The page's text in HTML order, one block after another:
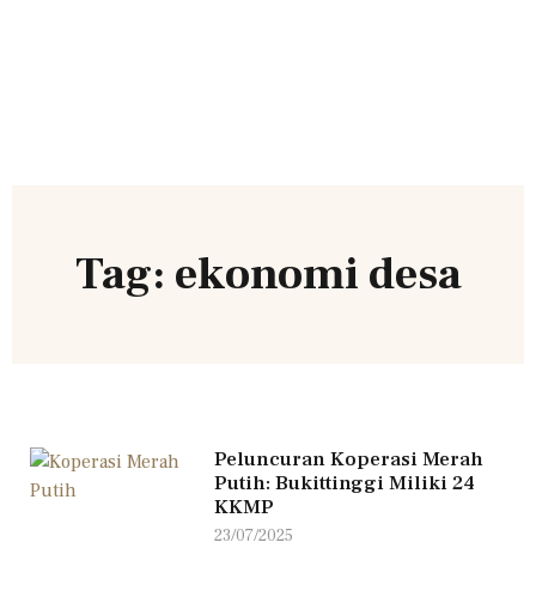
Tag: ekonomi desa
Peluncuran Koperasi Merah
Putih: Bukittinggi Miliki 24
KKMP
23/07/2025